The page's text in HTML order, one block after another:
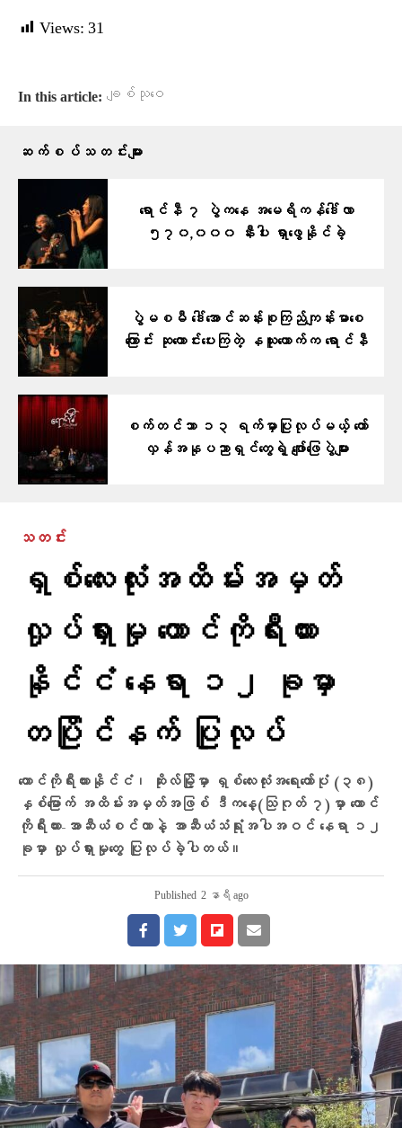
Views: 31
In this article: ချစ်သုဝေ
ဆက်စပ်သတင်းများ
ရောင်နီ ၇ ပွဲကနေ အမေရိကန်ဒေါ်လာ
၅၇၀,၀၀၀ နီးပါး ရှာဖွေနိုင်ခဲ့
ပွဲမစမီ ဒေါ်အောင်ဆန်းစုကြည်ကျန်းမာစေ
ကြောင်း ဆုတောင်းပေးကြတဲ့ နယူးယောက်က ရောင်နီ
စက်တင်ဘာ ၁၃ ရက်မှာပြုလုပ်မယ့် တော်
လှန်အနုပညာရှင်တွေရဲ့ ဖျော်ဖြေပွဲများ
သတင်း
ရှစ်လေးလုံးအထိမ်းအမှတ်
လှုပ်ရှားမှု တောင်ကိုရီးယား
နိုင်ငံ နေရာ ၁၂ ခုမှာ
တပြိုင်နက် ပြုလုပ်
တောင်ကိုရီးယားနိုင်ငံ၊ ဆိုးလ်မြို့မှာ ရှစ်လေးလုံးအရေးတော်ပုံ (၃၈)
နှစ်မြောက် အထိမ်းအမှတ်အဖြစ် ဒီကနေ့(သြဂုတ် ၇)မှာ တောင်
ကိုရီးယား-အာဆီယံစင်တာနဲ့ အာဆီယံသံရုံးအပါအဝင် နေရာ ၁၂
ခုမှာ လှုပ်ရှားမှုတွေ ပြုလုပ်ခဲ့ပါတယ်။
Published 2 နာရီ ago